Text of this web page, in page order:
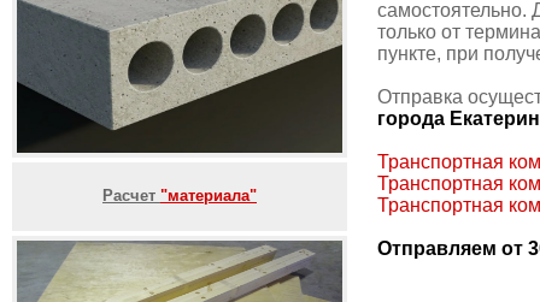
Расчет "материала"
самостоятельно.
только от
пункте, при
Отправка
города
Транспортная
Транспортная
Транспортная
Отправляем от